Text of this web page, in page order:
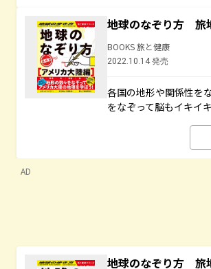
地球のなぞり方 旅
BOOKS 旅と健康
2022.10.14 発売
各国の地形や関係性を
をなぞって脳もイキイキ
AD
地球のなぞり方 旅